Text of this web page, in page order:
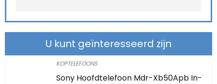
U kunt geïnteresseerd zijn
KOPTELEFOONS
Sony Hoofdtelefoon Mdr-Xb50Apb In-